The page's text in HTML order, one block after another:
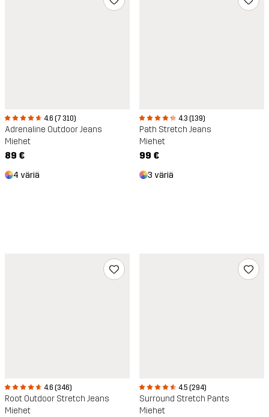
4.6 (7 310)
Adrenaline Outdoor Jeans
Miehet
89 €
4 väriä
4.3 (139)
Path Stretch Jeans
Miehet
99 €
3 väriä
4.6 (346)
Root Outdoor Stretch Jeans
Miehet
4.5 (294)
Surround Stretch Pants
Miehet